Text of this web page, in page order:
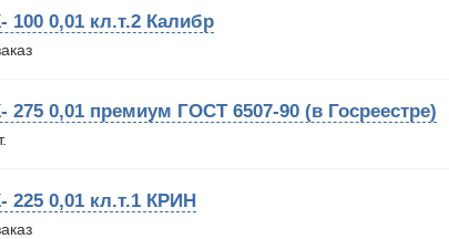
0,01 кл.т.2 Калибр
0,01 премиум ГОСТ 6507-90 (в Госреестре)
225 0,01 кл.т.1 КРИН